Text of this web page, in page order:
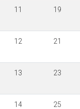
11 19
12 21
13 23
14 25